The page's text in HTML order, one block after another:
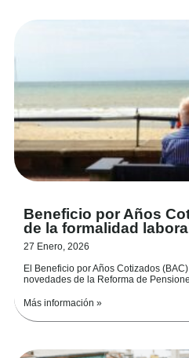
Beneficio por Años
de la formalidad
27 Enero, 2026
El Beneficio por Años Cotizados
novedades de la Reforma de
Más información »